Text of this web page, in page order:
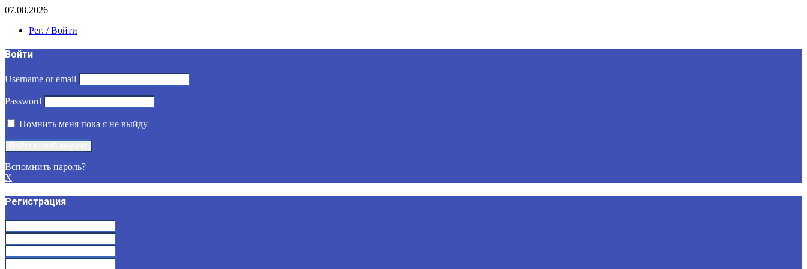
07.08.2026
Рег. / Войти
Войти
Username or email
Password
Помнить меня пока я не выйду
Вспомнить пароль?
X
Регистрация